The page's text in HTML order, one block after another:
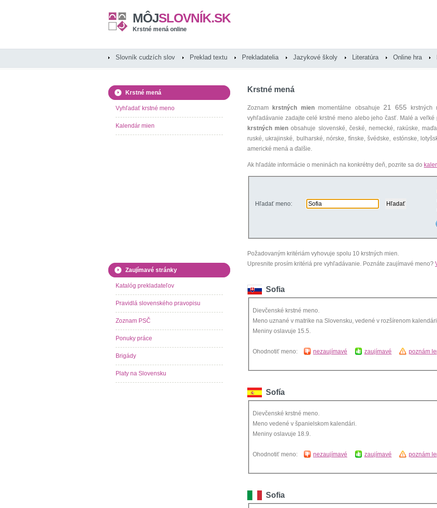
MÔJSLOVNÍK.SK
Krstné mená online
Slovník cudzích slov Preklad textu Prekladatelia Jazykové školy Literatúra Online hra
Krstné mená
Zoznam krstných mienmomentálne obsahuje 21 655 krstných
vyhľadávanie zadajte celé krstné meno alebo jeho časť. Malé a veľké
krstných mien obsahuje slovenské, české, nemecké, rakúske,
ruské, ukrajinské, bulharské, nórske, fínske, švédske, estónske,
americké mená a ďalšie.
Ak hľadáte informácie o meninách na konkrétny deň, pozrite sa do
Hľadať meno:
Požadovaným kritériám vyhovuje spolu 10 krstných mien.
Upresnite prosím kritériá pre vyhľadávanie. Poznáte zaujímavé meno?
Sofia
Dievčenské krstné meno.
Meno uznané v matrike na Slovensku, vedené v rozšírenom
Meniny oslavuje 15.5.
Ohodnotiť meno: nezaujímavé zaujímavé poznám
Sofía
Dievčenské krstné meno.
Meno vedené v španielskom kalendári.
Meniny oslavuje 18.9.
Ohodnotiť meno: nezaujímavé zaujímavé poznám
Sofia
Krstné mená
Vyhľadať krstné meno
Kalendár mien
Zaujímavé stránky
Katalóg prekladateľov
Pravidlá slovenského pravopisu
Zoznam PSČ
Ponuky práce
Brigády
Platy na Slovensku